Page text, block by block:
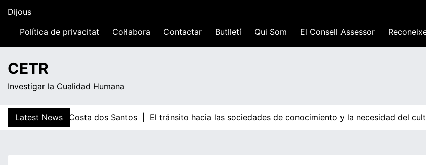
content
Dijous
Política de privacitat Col·labora Contactar Butlletí Qui Som El Consell Assessor
CETR
Investigar la Cualidad Humana
Latest News
Milene Costa dos Santos |El tránsito hacia las sociedades de conocimiento y la necesidad del